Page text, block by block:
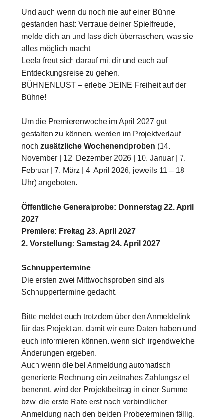
Und auch wenn du noch nie auf einer Bühne
gestanden hast: Vertraue deiner Spielfreude,
melde dich an und lass dich überraschen, was sie
alles möglich macht!
Leela freut sich darauf mit dir und euch auf
Entdeckungsreise zu gehen.
BÜHNENLUST – erlebe DEINE Freiheit auf der
Bühne!
Um die Premierenwoche im April 2027 gut
gestalten zu können, werden im Projektverlauf
noch zusätzliche Wochenendproben (14.
November | 12. Dezember 2026 | 10. Januar | 7.
Februar | 7. März | 4. April 2026, jeweils 11 – 18
Uhr) angeboten.
Öffentliche Generalprobe: Donnerstag 22. April
2027
Premiere: Freitag 23. April 2027
2. Vorstellung: Samstag 24. April 2027
Schnuppertermine
Die ersten zwei Mittwochsproben sind als
Schnuppertermine gedacht.
Bitte meldet euch trotzdem über den Anmeldelink
für das Projekt an, damit wir eure Daten haben und
euch informieren können, wenn sich irgendwelche
Änderungen ergeben.
Auch wenn die bei Anmeldung automatisch
generierte Rechnung ein zeitnahes Zahlungsziel
benennt, wird der Projektbeitrag in einer Summe
bzw. die erste Rate erst nach verbindlicher
Anmeldung nach den beiden Probeterminen fällig.